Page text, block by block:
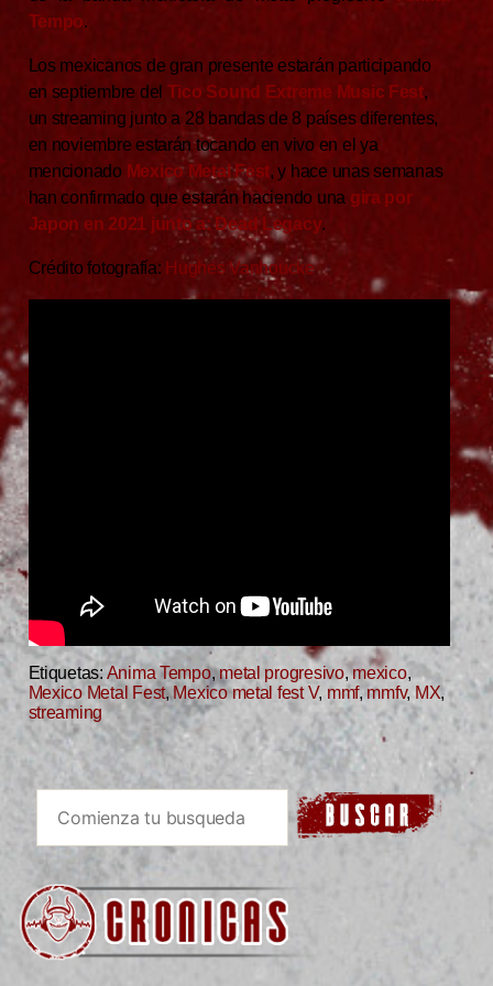
Tempo.
Los mexicanos de gran presente estarán participando
en septiembre del Tico Sound Extreme Music Fest,
un streaming junto a 28 bandas de 8 países diferentes,
en noviembre estarán tocando en vivo en el ya
mencionado Mexico Metal Fest, y hace unas semanas
han confirmado que estarán haciendo una gira por
Japon en 2021 junto a: Dead Legacy.
Crédito fotografía: Hughes Vanhoucke
Etiquetas: Anima Tempo,metal progresivo,mexico,
Mexico Metal Fest,Mexico metal fest V, mmf, mmfv,MX,
streaming